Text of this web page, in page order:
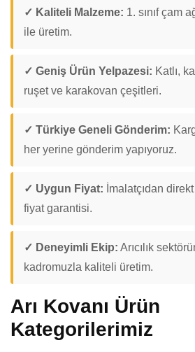
✓ Kaliteli Malzeme: 1. sınıf çam
ile üretim.
✓ Geniş Ürün Yelpazesi: Katlı,
ruşet ve karakovan çeşitleri.
✓ Türkiye Geneli Gönderim:
her yerine gönderim yapıyoruz.
✓ Uygun Fiyat: İmalatçıdan
fiyat garantisi.
✓ Deneyimli Ekip: Arıcılık
kadromuzla kaliteli üretim.
Arı Kovanı Ürün
Kategorilerimiz